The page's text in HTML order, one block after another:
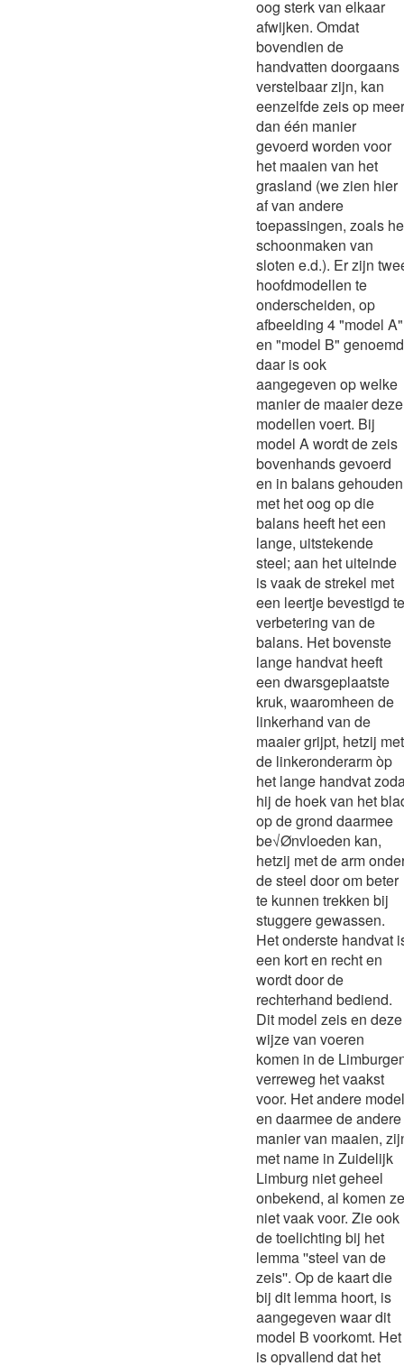
oog sterk van elkaar
afwijken. Omdat
bovendien de
handvatten doorgaans
verstelbaar zijn, kan
eenzelfde zeis op meer
dan één manier
gevoerd worden voor
het maaien van het
grasland (we zien hier
af van andere
toepassingen, zoals
schoonmaken van
sloten e.d.). Er zijn
hoofdmodellen te
onderscheiden, op
afbeelding 4 "model A"
en "model B"
daar is ook
aangegeven op welke
manier de maaier deze
modellen voert. Bij
model A wordt de zeis
bovenhands gevoerd
en in balans
met het oog op die
balans heeft het een
lange, uitstekende
steel; aan het uiteinde
is vaak de strekel met
een leertje bevestigd
verbetering van de
balans. Het bovenste
lange handvat heeft
een dwarsgeplaatste
kruk, waaromheen de
linkerhand van de
maaier grijpt, hetzij met
de linkeronderarm òp
het lange handvat
hij de hoek van het
op de grond daarmee
be√Ønvloeden kan,
hetzij met de arm
de steel door om beter
te kunnen trekken bij
stuggere gewassen.
Het onderste handvat
een kort en recht en
wordt door de
rechterhand bediend.
Dit model zeis en deze
wijze van voeren
komen in de
verreweg het vaakst
voor. Het andere
en daarmee de andere
manier van maaien,
met name in Zuidelijk
Limburg niet geheel
onbekend, al komen ze
niet vaak voor. Zie ook
de toelichting bij het
lemma ''steel van de
zeis''. Op de kaart die
bij dit lemma hoort, is
aangegeven waar dit
model B voorkomt. Het
is opvallend dat het